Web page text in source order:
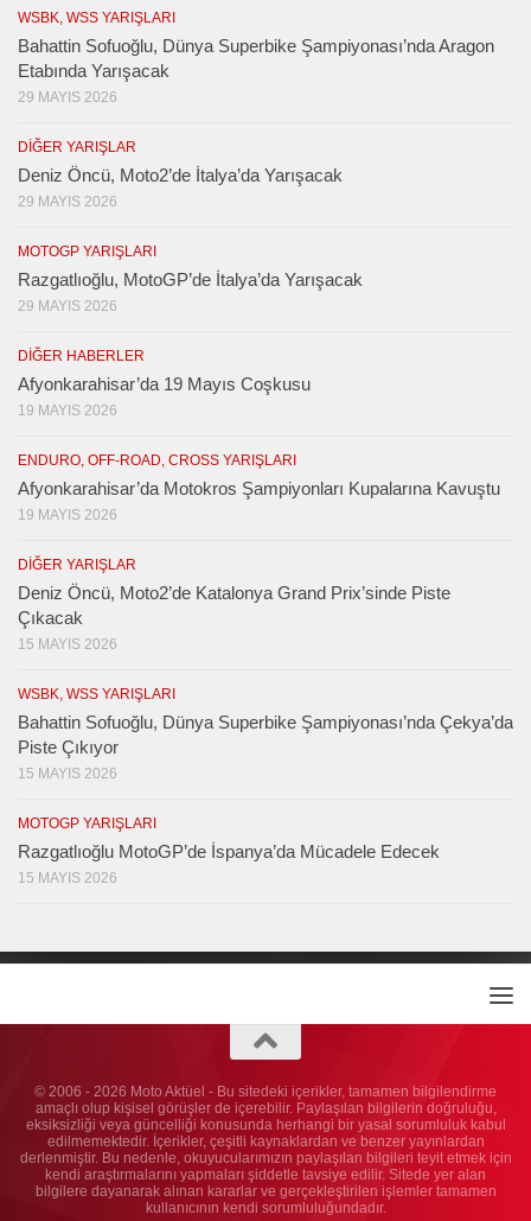
WSBK, WSS YARIŞLARI
Bahattin Sofuoğlu, Dünya Superbike Şampiyonası’nda Aragon
Etabında Yarışacak
29 MAYIS 2026
DIĞER YARIŞLAR
Deniz Öncü, Moto2’de İtalya’da Yarışacak
29 MAYIS 2026
MOTOGP YARIŞLARI
Razgatlıoğlu, MotoGP’de İtalya’da Yarışacak
29 MAYIS 2026
DIĞER HABERLER
Afyonkarahisar’da 19 Mayıs Coşkusu
19 MAYIS 2026
ENDURO, OFF-ROAD, CROSS YARIŞLARI
Afyonkarahisar’da Motokros Şampiyonları Kupalarına Kavuştu
19 MAYIS 2026
DIĞER YARIŞLAR
Deniz Öncü, Moto2’de Katalonya Grand Prix’sinde Piste
Çıkacak
15 MAYIS 2026
WSBK, WSS YARIŞLARI
Bahattin Sofuoğlu, Dünya Superbike Şampiyonası’nda Çekya’da
Piste Çıkıyor
15 MAYIS 2026
MOTOGP YARIŞLARI
Razgatlıoğlu MotoGP’de İspanya’da Mücadele Edecek
15 MAYIS 2026
© 2006 - 2026 Moto Aktüel - Bu sitedeki içerikler, tamamen bilgilendirme
amaçlı olup kişisel görüşler de içerebilir. Paylaşılan bilgilerin doğruluğu,
eksiksizliği veya güncelliği konusunda herhangi bir yasal sorumluluk kabul
edilmemektedir. İçerikler, çeşitli kaynaklardan ve benzer yayınlardan
derlenmiştir. Bu nedenle, okuyucularımızın paylaşılan bilgileri teyit etmek için
kendi araştırmalarını yapmaları şiddetle tavsiye edilir. Sitede yer alan
bilgilere dayanarak alınan kararlar ve gerçekleştirilen işlemler tamamen
kullanıcının kendi sorumluluğundadır.